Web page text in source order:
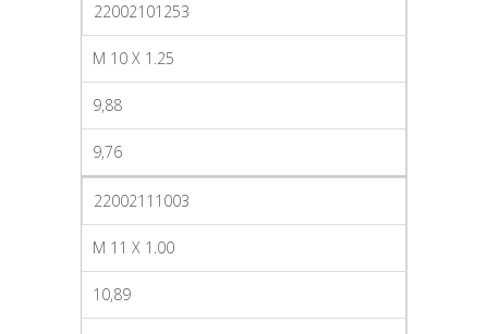
22002101253
M 10 X 1.25
9,88
9,76
22002111003
M 11 X 1.00
10,89